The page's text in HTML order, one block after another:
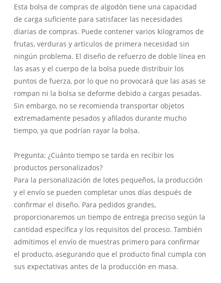
Esta bolsa de compras de algodón tiene una capacidad
de carga suficiente para satisfacer las necesidades
diarias de compras. Puede contener varios kilogramos de
frutas, verduras y artículos de primera necesidad sin
ningún problema. El diseño de refuerzo de doble línea en
las asas y el cuerpo de la bolsa puede distribuir los
puntos de fuerza, por lo que no provocará que las asas se
rompan ni la bolsa se deforme debido a cargas pesadas.
Sin embargo, no se recomienda transportar objetos
extremadamente pesados ​​y afilados durante mucho
tiempo, ya que podrían rayar la bolsa.
Pregunta: ¿Cuánto tiempo se tarda en recibir los
productos personalizados?
Para la personalización de lotes pequeños, la producción
y el envío se pueden completar unos días después de
confirmar el diseño. Para pedidos grandes,
proporcionaremos un tiempo de entrega preciso según la
cantidad específica y los requisitos del proceso. También
admitimos el envío de muestras primero para confirmar
el producto, asegurando que el producto final cumpla con
sus expectativas antes de la producción en masa.